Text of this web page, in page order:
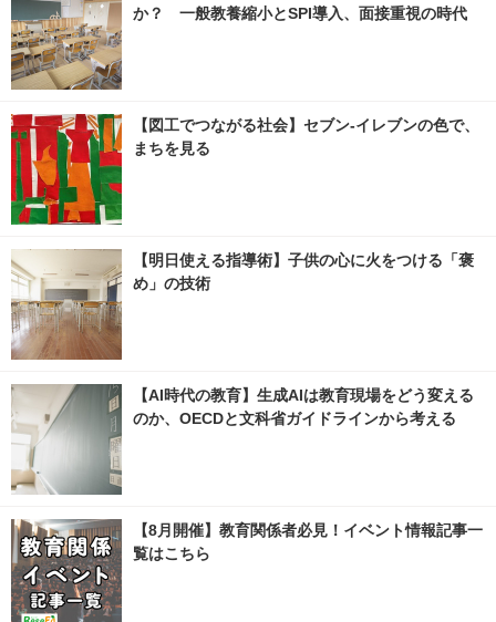
か？ 一般教養縮小とSPI導入、面接重視の時代
【図工でつながる社会】セブン‐イレブンの色で、
まちを見る
【明日使える指導術】子供の心に火をつける「褒
め」の技術
【AI時代の教育】生成AIは教育現場をどう変える
のか、OECDと文科省ガイドラインから考える
【8月開催】教育関係者必見！イベント情報記事一
覧はこちら